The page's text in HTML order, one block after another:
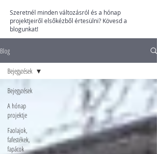
Szeretnél minden változásról és a hónap
projektjeiről elsőkézből értesülni? Kövesd a
blogunkat!
Blog
Bejegyzések
A hónap
projektje
Faolajok,
fafestékek,
fapácok
Bejegyzések